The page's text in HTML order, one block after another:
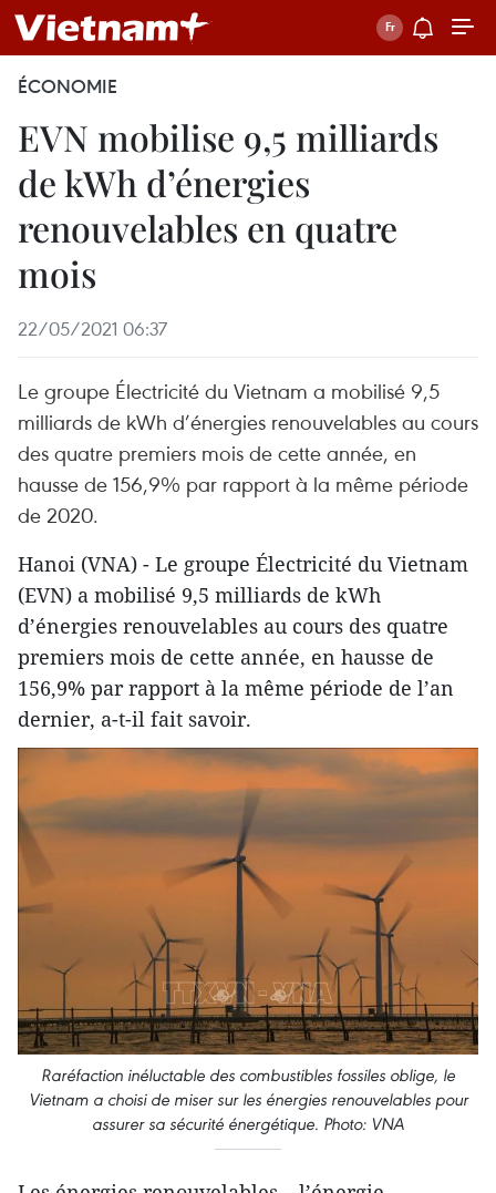
ÉCONOMIE
EVN mobilise 9,5 milliards
de kWh d’énergies
renouvelables en quatre
mois
22/05/2021 06:37
Le groupe Électricité du Vietnam a mobilisé 9,5
milliards de kWh d’énergies renouvelables au cours
des quatre premiers mois de cette année, en
hausse de 156,9% par rapport à la même période
de 2020.
Hanoi (VNA) - Le groupe Électricité du Vietnam
(EVN) a mobilisé 9,5 milliards de kWh
d’énergies renouvelables au cours des quatre
premiers mois de cette année, en hausse de
156,9% par rapport à la même période de l’an
dernier, a-t-il fait savoir.
Raréfaction inéluctable des combustibles fossiles oblige, le
Vietnam a choisi de miser sur les énergies renouvelables pour
assurer sa sécurité énergétique. Photo: VNA